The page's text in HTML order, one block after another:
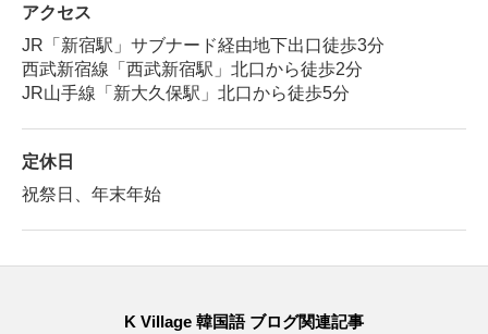
アクセス
JR「新宿駅」サブナード経由地下出口徒歩3分
西武新宿線「西武新宿駅」北口から徒歩2分
JR山手線「新大久保駅」北口から徒歩5分
定休日
祝祭日、年末年始
K Village 韓国語 ブログ関連記事